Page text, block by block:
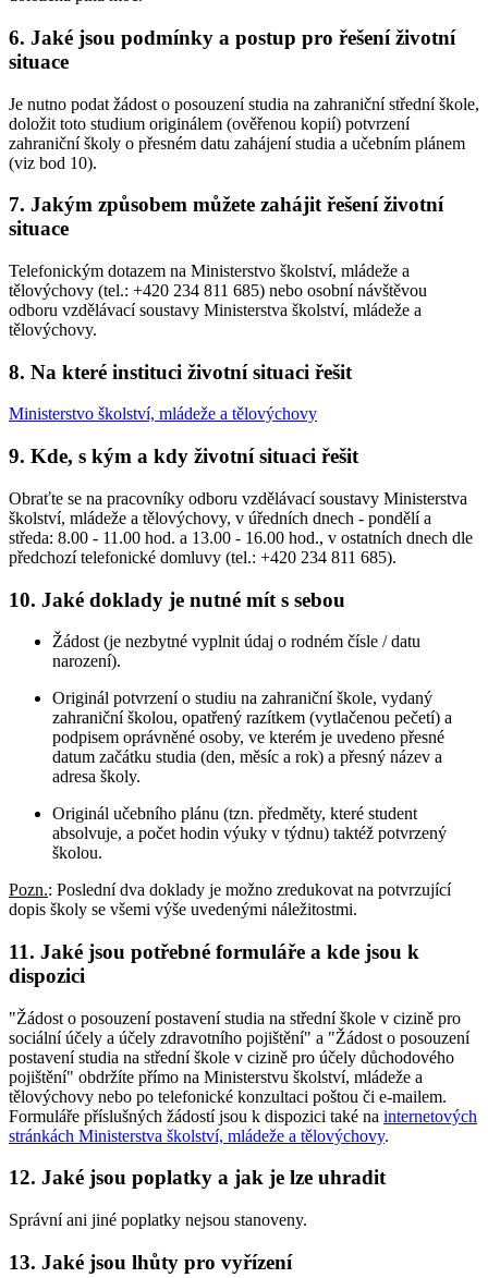
6. Jaké jsou podmínky a postup pro řešení životní
situace
Je nutno podat žádost o posouzení studia na zahraniční střední škole,
doložit toto studium originálem (ověřenou kopií) potvrzení
zahraniční školy o přesném datu zahájení studia a učebním plánem
(viz bod 10).
7. Jakým způsobem můžete zahájit řešení životní
situace
Telefonickým dotazem na Ministerstvo školství, mládeže a
tělovýchovy (tel.: +420 234 811 685) nebo osobní návštěvou
odboru vzdělávací soustavy Ministerstva školství, mládeže a
tělovýchovy.
8. Na které instituci životní situaci řešit
Ministerstvo školství, mládeže a tělovýchovy
9. Kde, s kým a kdy životní situaci řešit
Obraťte se na pracovníky odboru vzdělávací soustavy Ministerstva
školství, mládeže a tělovýchovy, v úředních dnech - pondělí a
středa: 8.00 - 11.00 hod. a 13.00 - 16.00 hod., v ostatních dnech dle
předchozí telefonické domluvy (tel.: +420 234 811 685).
10. Jaké doklady je nutné mít s sebou
Žádost (je nezbytné vyplnit údaj o rodném čísle / datu
narození).
Originál potvrzení o studiu na zahraniční škole, vydaný
zahraniční školou, opatřený razítkem (vytlačenou pečetí) a
podpisem oprávněné osoby, ve kterém je uvedeno přesné
datum začátku studia (den, měsíc a rok) a přesný název a
adresa školy.
Originál učebního plánu (tzn. předměty, které student
absolvuje, a počet hodin výuky v týdnu) taktéž potvrzený
školou.
Pozn.: Poslední dva doklady je možno zredukovat na potvrzující
dopis školy se všemi výše uvedenými náležitostmi.
11. Jaké jsou potřebné formuláře a kde jsou k
dispozici
"Žádost o posouzení postavení studia na střední škole v cizině pro
sociální účely a účely zdravotního pojištění" a "Žádost o posouzení
postavení studia na střední škole v cizině pro účely důchodového
pojištění" obdržíte přímo na Ministerstvu školství, mládeže a
tělovýchovy nebo po telefonické konzultaci poštou či e-mailem.
Formuláře příslušných žádostí jsou k dispozici také na internetových
stránkách Ministerstva školství, mládeže a tělovýchovy.
12. Jaké jsou poplatky a jak je lze uhradit
Správní ani jiné poplatky nejsou stanoveny.
13. Jaké jsou lhůty pro vyřízení